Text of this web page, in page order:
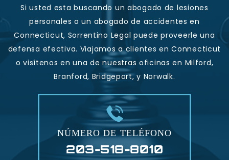
Si usted esta buscando un abogado de lesiones
personales o un abogado de accidentes en
Connecticut, Sorrentino Legal puede proveerle una
defensa efectiva. Viajamos a clientes en Connecticut
o visítenos en una de nuestras oficinas en Milford,
Branford, Bridgeport, y Norwalk.
NÚMERO DE TELÉFONO
203-518-8010